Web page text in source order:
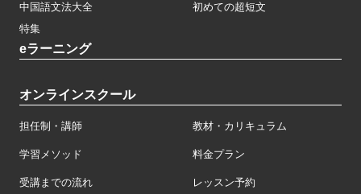
中国語文法大全
初めての超短文
特集
eラーニング
オンラインスクール
担任制・講師 教材・カリキュラム
学習メソッド 料金プラン
受講までの流れ レッスン予約